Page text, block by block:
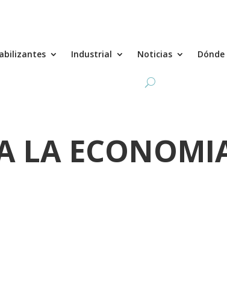
Industrial Noticias
LA